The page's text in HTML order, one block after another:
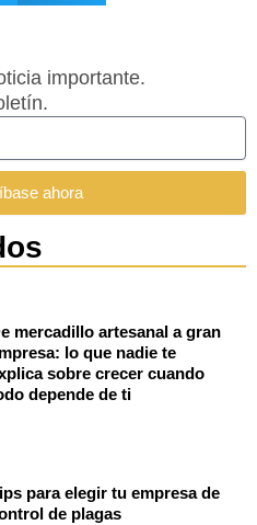
importante.
ahora
mercadillo artesanal a gran
lo que nadie te
sobre crecer cuando
depende de ti
para elegir tu empresa de
de plagas